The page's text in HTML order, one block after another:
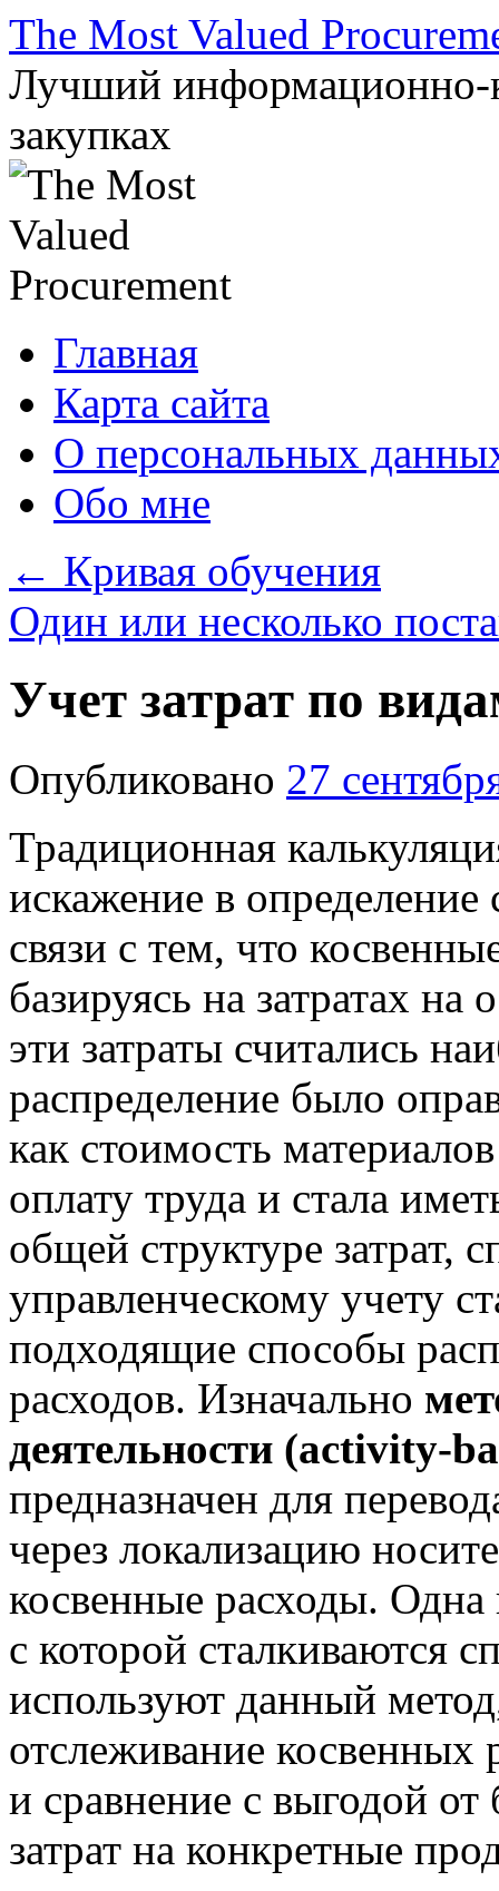
Перейти
содержимому
The Most Valued
Лучший информационно-
закупках
Главная
Карта сайта
О персональных
Обо мне
← Кривая обучения
Один или несколько
Учет затрат по
Опубликовано 27
Традиционная
искажение в
связи с тем, что
базируясь на затратах
эти затраты считались
распределение было
как стоимость
оплату труда и стала
общей структуре затрат,
управленческому учету
подходящие способы
расходов. Изначально
деятельности (activity-
предназначен для
через локализацию
косвенные расходы.
с которой сталкиваются
используют данный
отслеживание косвенных
и сравнение с выгодой от
затрат на конкретные